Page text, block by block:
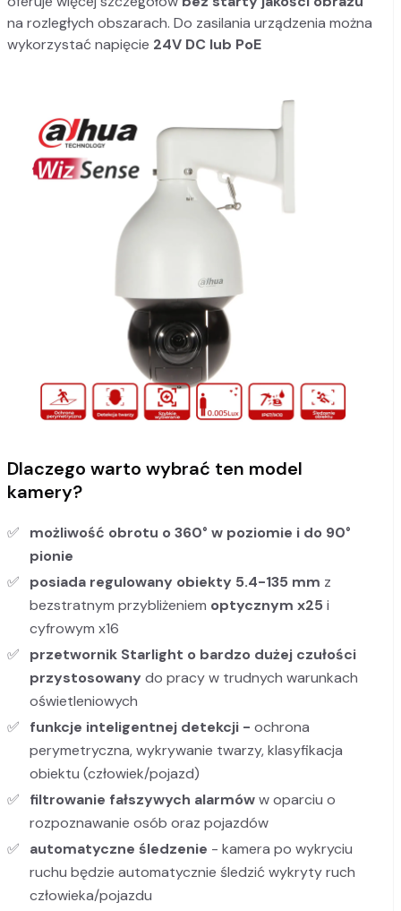
na rozległych obszarach. Do zasilania urządzenia można
wykorzystać napięcie 24V DC lub PoE
Dlaczego warto wybrać ten model
kamery?
możliwość obrotu o 360° w poziomie i do 90°
pionie
posiada regulowany obiekty 5.4-135 mm z
bezstratnym przybliżeniem optycznym x25 i
cyfrowym x16
przetwornik Starlight o bardzo dużej czułości
przystosowany do pracy w trudnych warunkach
oświetleniowych
funkcje inteligentnej detekcji - ochrona
perymetryczna, wykrywanie twarzy, klasyfikacja
obiektu (człowiek/pojazd)
filtrowanie fałszywych alarmóww oparciu o
rozpoznawanie osób oraz pojazdów
automatyczne śledzenie - kamera po wykryciu
ruchu będzie automatycznie śledzić wykryty ruch
człowieka/pojazdu